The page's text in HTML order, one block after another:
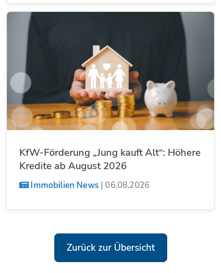
KfW-Förderung „Jung kauft Alt“: Höhere
Kredite ab August 2026
Immobilien News| 06.08.2026
Zurück zur Übersicht